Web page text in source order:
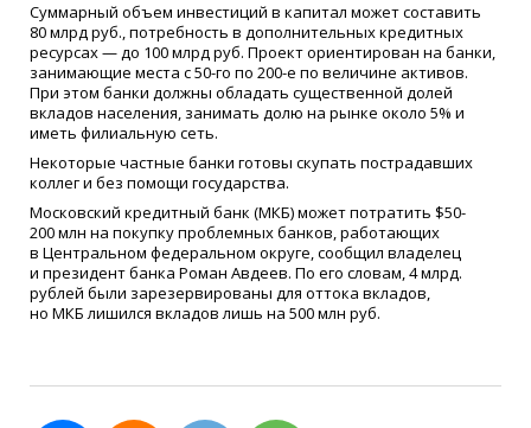
Суммарный объем инвестиций в капитал может составить
80 млрд руб., потребность в дополнительных кредитных
ресурсах — до 100 млрд руб. Проект ориентирован на банки,
занимающие места с 50-го по 200-е по величине активов.
При этом банки должны обладать существенной долей
вкладов населения, занимать долю на рынке около 5% и
иметь филиальную сеть.
Некоторые частные банки готовы скупать пострадавших
коллег и без помощи государства.
Московский кредитный банк (МКБ) может потратить $50-
200 млн на покупку проблемных банков, работающих
в Центральном федеральном округе, сообщил владелец
и президент банка Роман Авдеев. По его словам, 4 млрд.
рублей были зарезервированы для оттока вкладов,
но МКБ лишился вкладов лишь на 500 млн руб.